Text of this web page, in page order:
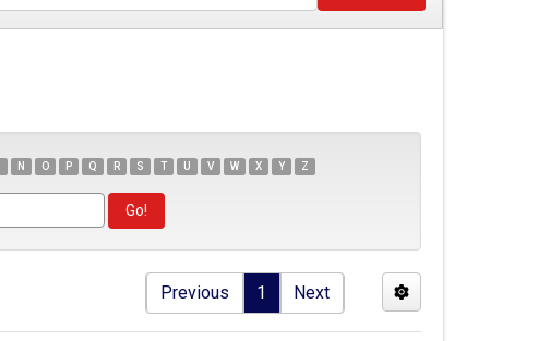
N O P Q R S T U V W X Y Z
Previous 1 Next